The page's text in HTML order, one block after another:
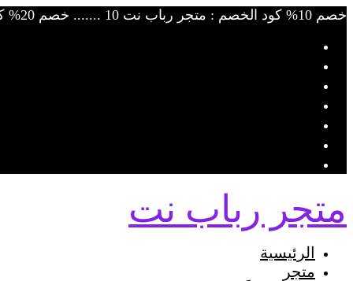
Skip
خصم 10% كود الخصم : متجر رباب نت 10 ....... خصم 20% كود الخصم : متجر رباب نت 20
متجر رباب نت
الرئيسية
متجر